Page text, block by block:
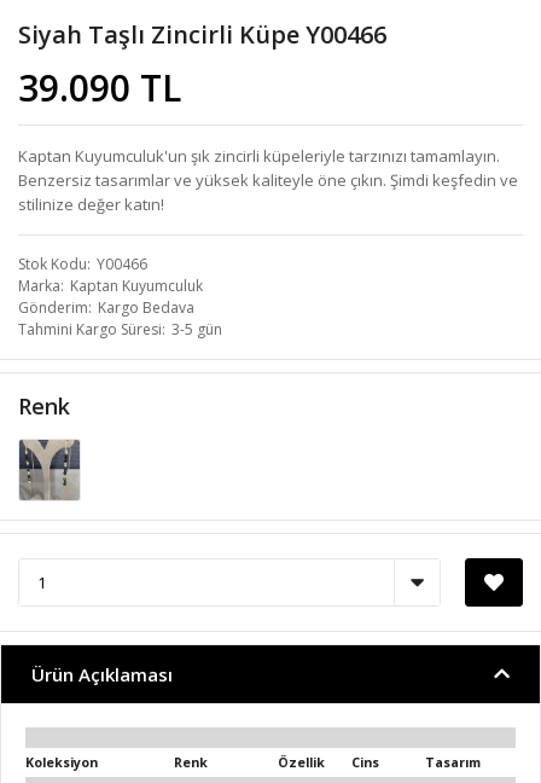
Siyah Taşlı Zincirli Küpe Y00466
39.090 TL
Kaptan Kuyumculuk'un şık zincirli küpeleriyle tarzınızı tamamlayın.
Benzersiz tasarımlar ve yüksek kaliteyle öne çıkın. Şimdi keşfedin ve
stilinize değer katın!
Stok Kodu Y00466
Marka Kaptan Kuyumculuk
Gönderim Kargo Bedava
Tahmini Kargo Süresi 3-5 gün
Renk
Ürün Açıklaması
Koleksiyon Renk Özellik Cins Tasarım